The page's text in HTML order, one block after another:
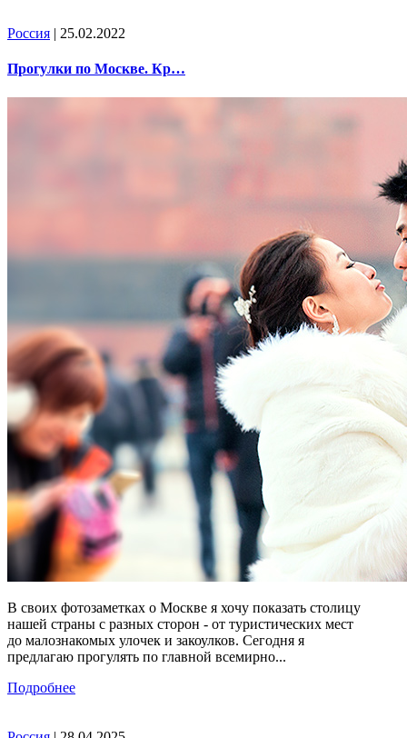
Россия | 25.02.2022
Прогулки по Москве. Кр…
В своих фотозаметках о Москве я хочу показать столицу
нашей страны с разных сторон - от туристических мест
до малознакомых улочек и закоулков. Сегодня я
предлагаю прогулять по главной всемирно...
Подробнее